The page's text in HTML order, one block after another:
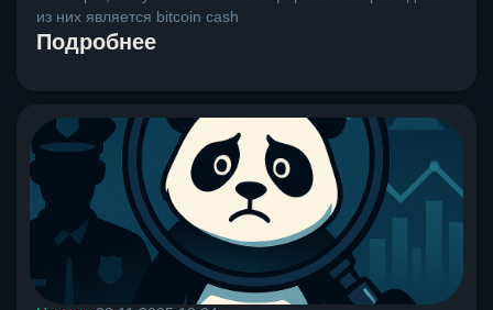
из них является bitcoin cash
Подробнее